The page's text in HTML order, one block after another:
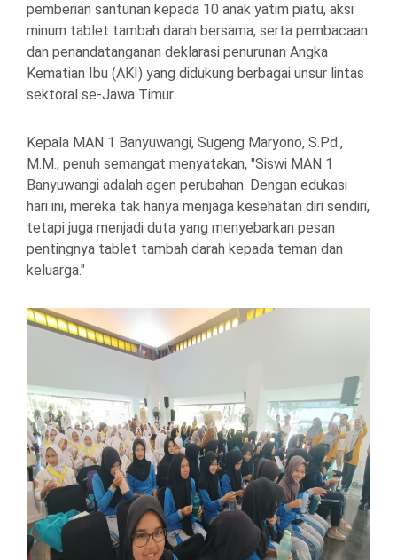
pemberian santunan kepada 10 anak yatim piatu, aksi
minum tablet tambah darah bersama, serta pembacaan
dan penandatanganan deklarasi penurunan Angka
Kematian Ibu (AKI) yang didukung berbagai unsur lintas
sektoral se-Jawa Timur.
Kepala MAN 1 Banyuwangi, Sugeng Maryono, S.Pd.,
M.M., penuh semangat menyatakan, "Siswi MAN 1
Banyuwangi adalah agen perubahan. Dengan edukasi
hari ini, mereka tak hanya menjaga kesehatan diri sendiri,
tetapi juga menjadi duta yang menyebarkan pesan
pentingnya tablet tambah darah kepada teman dan
keluarga."